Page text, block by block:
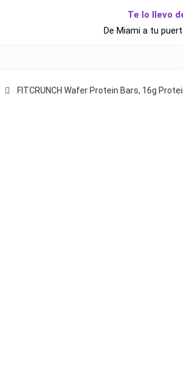
Te lo llevo
De Miami a tu
FITCRUNCH Wafer Protein Bars, 16g